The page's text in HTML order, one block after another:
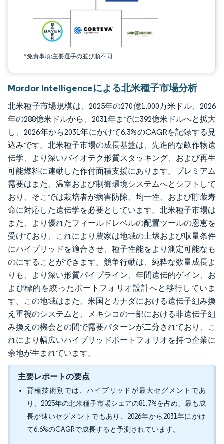
*免責事項:主要選手の並び順不同
Mordor Intelligenceによる北米種子市場分析
北米種子市場規模は、2025年の270億1,000万米ドル、2026
年の288億米ドルから、2031年までに392億米ドルへと拡大
し、2026年から2031年にかけて6.3%のCAGRを記録する見
込みです。北米種子市場の成長基盤は、先進的な畝作物遺
伝学、より深いバイオテク形質スタッキング、および再生
可能燃料に連動した作付面積支援にあります。プレミアム
需要はまた、温室および制御環境システムへとシフトして
おり、そこでは栽培者が病害防除、均一性、および貯蔵寿
命に対応した遺伝学を必要としています。北米種子市場は
また、より優れたフィールドレベルの配置ツールの恩恵を
受けており、これにより農家は地域の土壌および収量条件
にハイブリッドを適合させ、種子性能をより測定可能なも
のにすることができます。競争行動は、純粋な数量成長よ
りも、より深い形質パイプライン、年間遺伝的ゲイン、お
よび標的を絞ったポートフォリオ設計へと移行していま
す。この地域はまた、米国とカナダにおける遺伝子組み換
え重視のシステムと、メキシコの一部における非遺伝子組
み換えの機会との間で需要パターンが二分されており、こ
れにより幅広いハイブリッドポートフォリオを持つ企業に
余地が生まれています。
主要レポートの要点
育種技術別では、ハイブリッドが最大セグメントであ
り、2025年の北米種子市場シェアの81.7%を占め、最も成
長が速いセグメントでもあり、2026年から2031年にかけ
て6.6%のCAGRで成長すると予測されています。